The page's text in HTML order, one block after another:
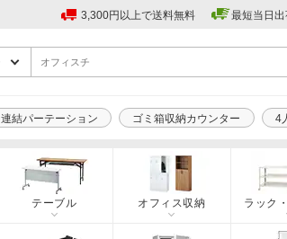
3,300円以上で送料無料 最短当日
連結パーテーション ゴミ箱収納カウンター 4
テーブル オフィス収納 ラック